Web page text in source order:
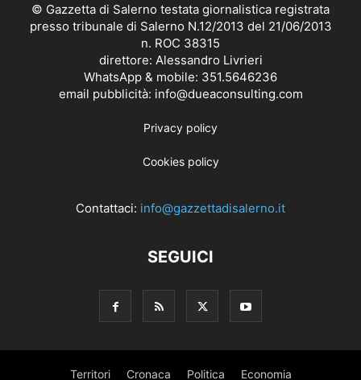
© Gazzetta di Salerno testata giornalistica registrata
presso tribunale di Salerno N.12/2013 del 21/06/2013
n. ROC 38315
direttore: Alessandro Livrieri
WhatsApp & mobile: 351.5646236
email pubblicità: info@dueaconsulting.com
Privacy policy
Cookies policy
Contattaci: info@gazzettadisalerno.it
SEGUICI
Territori Cronaca Politica Economia